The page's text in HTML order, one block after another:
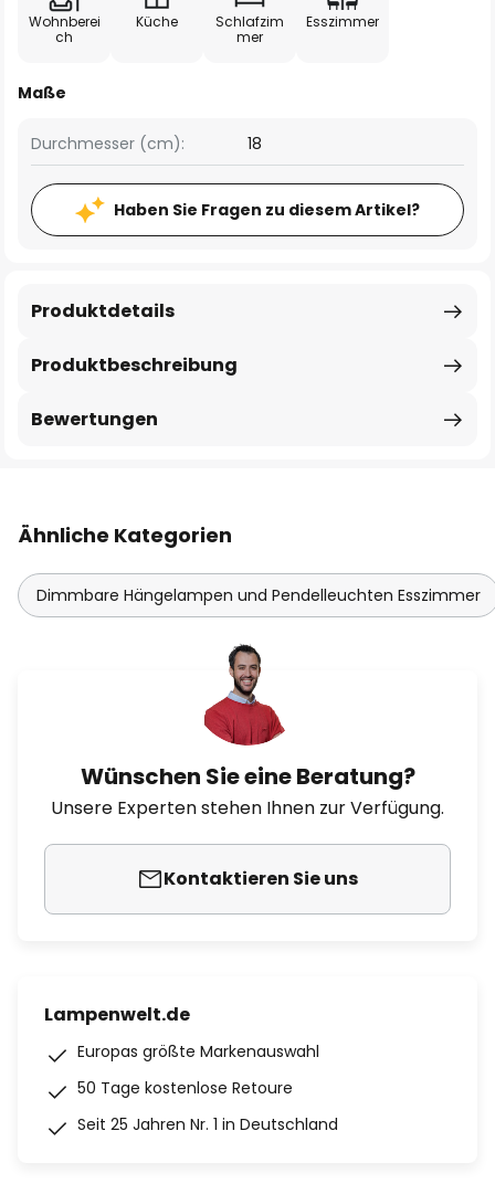
Wohnberei
ch
Küche
Schlafzim
mer
Esszimmer
Maße
Durchmesser (cm): 18
Haben Sie Fragen zu diesem Artikel?
Produktbeschreibung
Produktdetails
Bewertungen
Ähnliche Kategorien
Dimmbare Hängelampen und Pendelleuchten Esszimmer
Wünschen Sie eine Beratung?
Unsere Experten stehen Ihnen zur Verfügung.
Kontaktieren Sie uns
Lampenwelt.de
Europas größte Markenauswahl
50 Tage kostenlose Retoure
Seit 25 Jahren Nr. 1 in Deutschland